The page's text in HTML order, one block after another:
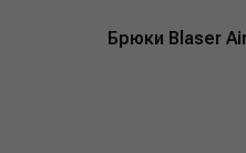
Брюки Blaser